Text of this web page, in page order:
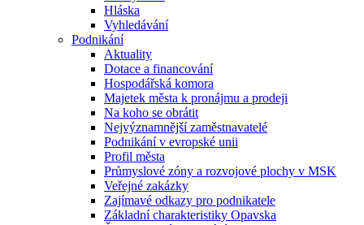
Hláska
Vyhledávání
Podnikání
Aktuality
Dotace a financování
Hospodářská komora
Majetek města k pronájmu a prodeji
Na koho se obrátit
Nejvýznamnější zaměstnavatelé
Podnikání v evropské unii
Profil města
Průmyslové zóny a rozvojové plochy v MSK
Veřejné zakázky
Zajímavé odkazy pro podnikatele
Základní charakteristiky Opavska